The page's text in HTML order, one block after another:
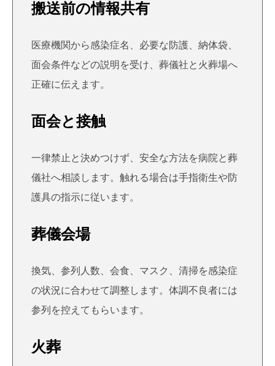
搬送前の情報共有
医療機関から感染症名、必要な防護、納体袋、
面会条件などの説明を受け、葬儀社と火葬場へ
正確に伝えます。
面会と接触
一律禁止と決めつけず、安全な方法を病院と葬
儀社へ相談します。触れる場合は手指衛生や防
護具の指示に従います。
葬儀会場
換気、参列人数、会食、マスク、清掃を感染症
の状況に合わせて調整します。体調不良者には
参列を控えてもらいます。
火葬